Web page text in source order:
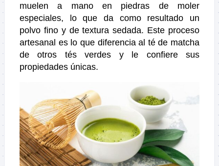
muelen a mano en piedras de moler
especiales, lo que da como resultado un
polvo fino y de textura sedada. Este proceso
artesanal es lo que diferencia al té de matcha
de otros tés verdes y le confiere sus
propiedades únicas.